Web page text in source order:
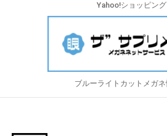
Yahoo!ショッピング
ブルーライトカットメガ